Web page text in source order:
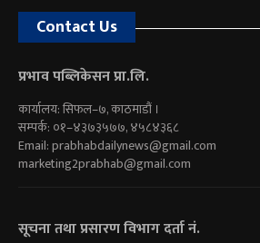
Contact Us
प्रभाव पब्लिकेसन प्रा.लि.
कार्यालय: सिफल–७, काठमाडौं ।
सम्पर्क: ०१–४३७३५७७, ४५८४३६८
Email:prabhabdailynews@gmail.com
marketing2prabhab@gmail.com
सूचना तथा प्रसारण विभाग दर्ता नं.